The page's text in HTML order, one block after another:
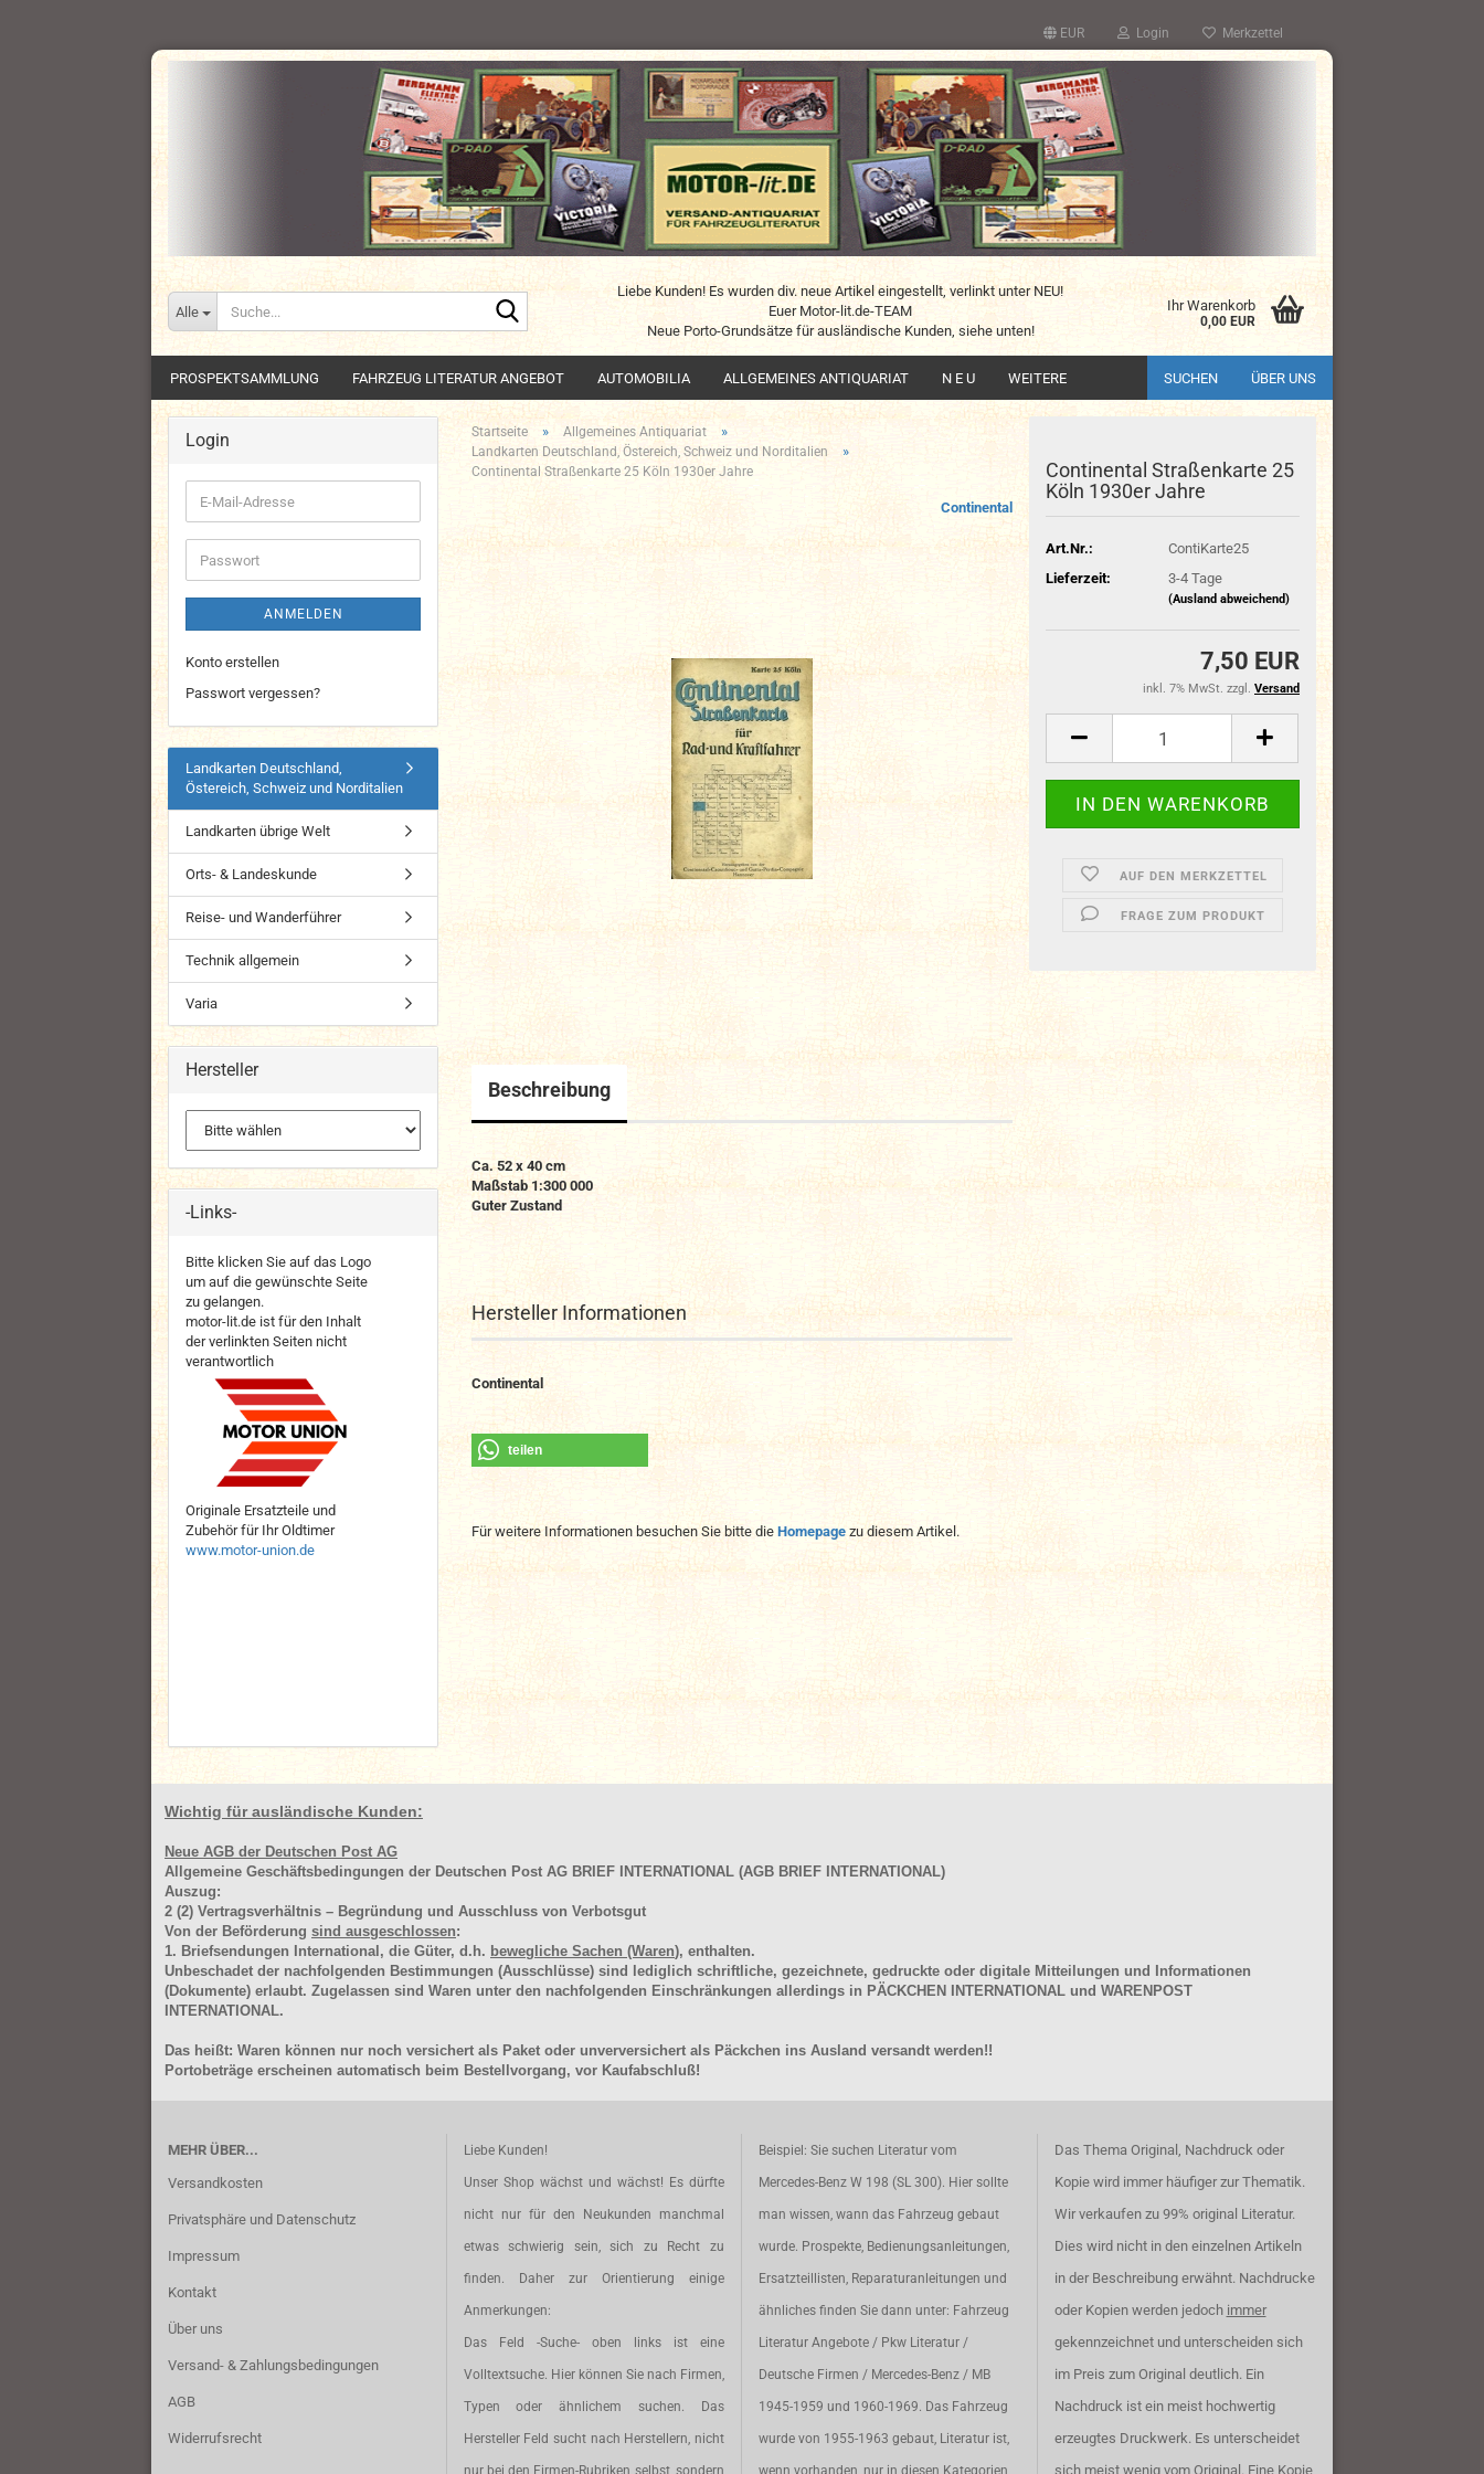
EUR Login Merkzettel
Alle
Liebe Kunden! Es wurden div. neue Artikel eingestellt, verlinkt unter NEU!
Euer Motor-lit.de-TEAM
Neue Porto-Grundsätze für ausländische Kunden, siehe unten!
Ihr Warenkorb
0,00 EUR
PROSPEKTSAMMLUNG FAHRZEUG LITERATUR ANGEBOT AUTOMOBILIA ALLGEMEINES ANTIQUARIAT N E U SUCHEN ÜBER UNS
WEITERE
Startseite » Allgemeines Antiquariat »
Landkarten Deutschland, Östereich, Schweiz und Norditalien »
Continental Straßenkarte 25 Köln 1930er Jahre
Continental
Continental Straßenkarte 25
Köln 1930er Jahre
Art.Nr.:
ContiKarte25
Lieferzeit:
3-4 Tage
(Ausland abweichend)
7,50 EUR
inkl. 7% MwSt. zzgl. Versand
AUF DEN MERKZETTEL
FRAGE ZUM PRODUKT
Beschreibung
Ca. 52 x 40 cm
Maßstab 1:300 000
Guter Zustand
Hersteller Informationen
Continental
teilen
Für weitere Informationen besuchen Sie bitte die Homepage zu diesem Artikel.
Login
E-
Mail-
Adresse
Passwort
ANMELDEN
Konto erstellen
Passwort vergessen?
Landkarten Deutschland,
Östereich, Schweiz und Norditalien
Landkarten übrige Welt
Orts- & Landeskunde
Reise- und Wanderführer
Technik allgemein
Varia
Hersteller
-Links-
Bitte klicken Sie auf das Logo
um auf die gewünschte Seite
zu gelangen.
motor-lit.de ist für den Inhalt
der verlinkten Seiten nicht
verantwortlich
Originale Ersatzteile und
Zubehör für Ihr Oldtimer
www.motor-union.de
Wichtig für ausländische Kunden:
Neue AGB der Deutschen Post AG
Allgemeine Geschäftsbedingungen der Deutschen Post AG BRIEF INTERNATIONAL (AGB BRIEF INTERNATIONAL)
Auszug:
2 (2) Vertragsverhältnis – Begründung und Ausschluss von Verbotsgut
Von der Beförderung sind ausgeschlossen:
1. Briefsendungen International, die Güter, d.h. bewegliche Sachen (Waren), enthalten.
Unbeschadet der nachfolgenden Bestimmungen (Ausschlüsse) sind lediglich schriftliche, gezeichnete, gedruckte oder digitale Mitteilungen und Informationen
(Dokumente) erlaubt. Zugelassen sind Waren unter den nachfolgenden Einschränkungen allerdings in PÄCKCHEN INTERNATIONAL und WARENPOST
INTERNATIONAL.
Das heißt: Waren können nur noch versichert als Paket oder unverversichert als Päckchen ins Ausland versandt werden!!
Portobeträge erscheinen automatisch beim Bestellvorgang, vor Kaufabschluß!
MEHR ÜBER...
Versandkosten
Privatsphäre und Datenschutz
Impressum
Kontakt
Über uns
Versand- & Zahlungsbedingungen
AGB
Widerrufsrecht
Liebe Kunden!
Unser Shop wächst und wächst! Es dürfte
nicht nur für den Neukunden manchmal
etwas schwierig sein, sich zu Recht zu
finden. Daher zur Orientierung einige
Anmerkungen:
Das Feld -Suche- oben links ist eine
Volltextsuche. Hier können Sie nach Firmen,
Typen oder ähnlichem suchen. Das
Hersteller Feld sucht nach Herstellern, nicht
nur bei den Firmen-Rubriken selbst, sondern
Beispiel: Sie suchen Literatur vom
Mercedes-Benz W 198 (SL 300). Hier sollte
man wissen, wann das Fahrzeug gebaut
wurde. Prospekte, Bedienungsanleitungen,
Ersatzteillisten, Reparaturanleitungen und
ähnliches finden Sie dann unter: Fahrzeug
Literatur Angebote / Pkw Literatur /
Deutsche Firmen / Mercedes-Benz / MB
1945-1959 und 1960-1969. Das Fahrzeug
wurde von 1955-1963 gebaut, Literatur ist,
wenn vorhanden, nur in diesen Kategorien
Das Thema Original, Nachdruck oder
Kopie wird immer häufiger zur Thematik.
Wir verkaufen zu 99% original Literatur.
Dies wird nicht in den einzelnen Artikeln
in der Beschreibung erwähnt. Nachdrucke
oder Kopien werden jedoch immer
gekennzeichnet und unterscheiden sich
im Preis zum Original deutlich. Ein
Nachdruck ist ein meist hochwertig
erzeugtes Druckwerk. Es unterscheidet
sich meist wenig vom Original. Eine Kopie